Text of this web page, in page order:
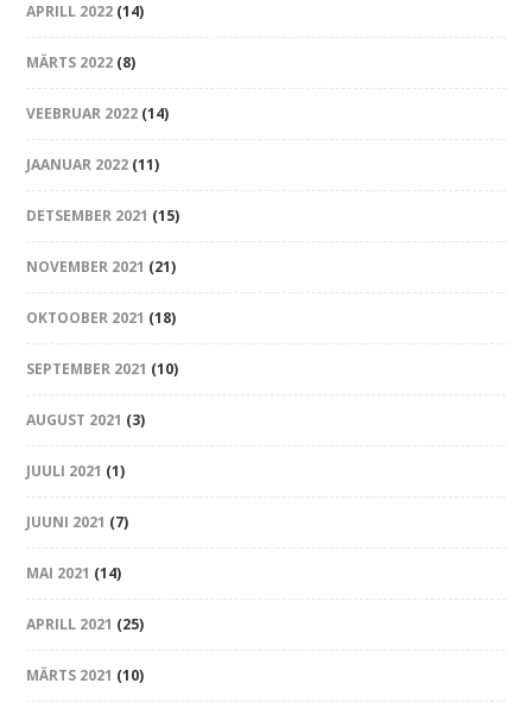
APRILL 2022 (14)
MÄRTS 2022 (8)
VEEBRUAR 2022 (14)
JAANUAR 2022 (11)
DETSEMBER 2021 (15)
NOVEMBER 2021 (21)
OKTOOBER 2021 (18)
SEPTEMBER 2021 (10)
AUGUST 2021 (3)
JUULI 2021 (1)
JUUNI 2021 (7)
MAI 2021 (14)
APRILL 2021 (25)
MÄRTS 2021 (10)